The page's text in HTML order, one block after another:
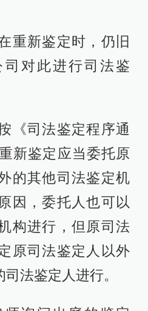
重新鉴定时，仍旧
对此进行司法鉴
《司法鉴定程序通
新鉴定应当委托原
的其他司法鉴定机
因，委托人也可以
构进行，但原司法
原司法鉴定人以外
法鉴定人进行。